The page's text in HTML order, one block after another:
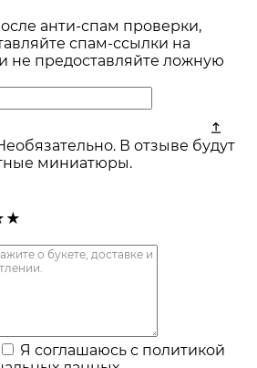
анти-спам проверки,
спам-ссылки на
не предоставляйте ложную
В отзыве будут
миниатюры.
★
Я соглашаюсь с политикой